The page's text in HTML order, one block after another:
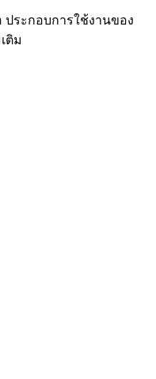
ประกอบการใช้งานของ
ติม